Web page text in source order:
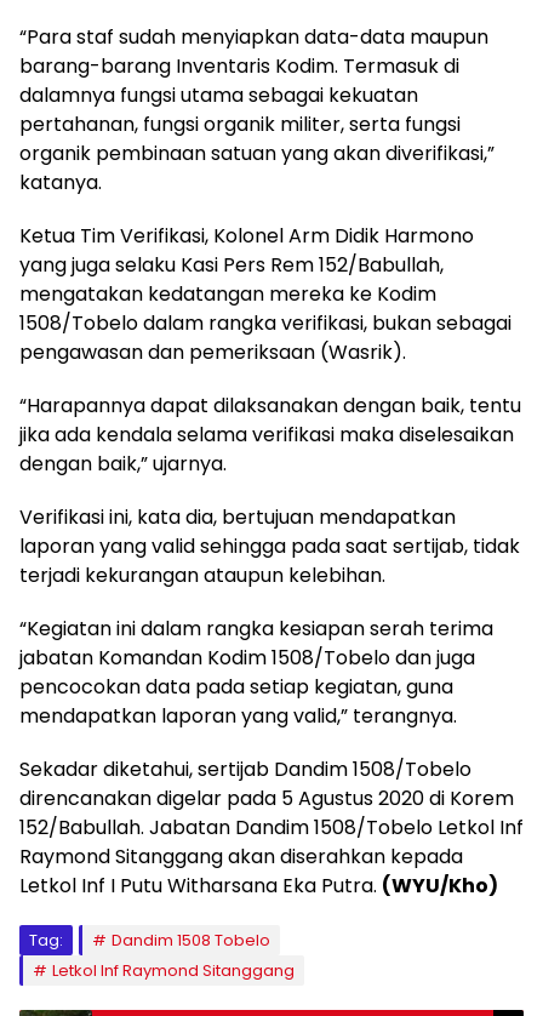
“Para staf sudah menyiapkan data-data maupun
barang-barang Inventaris Kodim. Termasuk di
dalamnya fungsi utama sebagai kekuatan
pertahanan, fungsi organik militer, serta fungsi
organik pembinaan satuan yang akan diverifikasi,”
katanya.
Ketua Tim Verifikasi, Kolonel Arm Didik Harmono
yang juga selaku Kasi Pers Rem 152/Babullah,
mengatakan kedatangan mereka ke Kodim
1508/Tobelo dalam rangka verifikasi, bukan sebagai
pengawasan dan pemeriksaan (Wasrik).
“Harapannya dapat dilaksanakan dengan baik, tentu
jika ada kendala selama verifikasi maka diselesaikan
dengan baik,” ujarnya.
Verifikasi ini, kata dia, bertujuan mendapatkan
laporan yang valid sehingga pada saat sertijab, tidak
terjadi kekurangan ataupun kelebihan.
“Kegiatan ini dalam rangka kesiapan serah terima
jabatan Komandan Kodim 1508/Tobelo dan juga
pencocokan data pada setiap kegiatan, guna
mendapatkan laporan yang valid,” terangnya.
Sekadar diketahui, sertijab Dandim 1508/Tobelo
direncanakan digelar pada 5 Agustus 2020 di Korem
152/Babullah. Jabatan Dandim 1508/Tobelo Letkol Inf
Raymond Sitanggang akan diserahkan kepada
Letkol Inf I Putu Witharsana Eka Putra. (WYU/Kho)
Tag:
Dandim 1508 Tobelo
Letkol Inf Raymond Sitanggang